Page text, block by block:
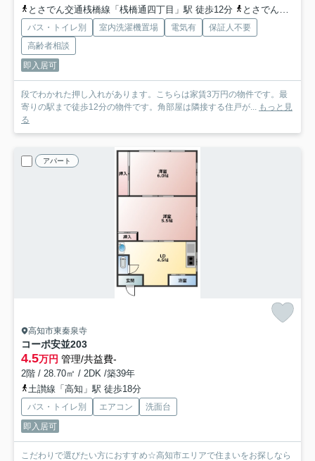
とさでん交通桟橋線「桟橋通四丁目」駅 徒歩12分
とさでん交通桟橋線「桟橋通五丁目」駅 徒歩14分
バス・トイレ別 室内洗濯機置場 電気有
保証人不要
高齢者相談
即入居可
段でわかれた押し入れがあります。こちらは家賃3万円の物件です。最
寄りの駅まで徒歩12分の物件です。角部屋は隣接する住戸が...
もっと見
る
アパート
高知市東秦泉寺
コーポ安並203
4.5万円 管理/共益費-
2階 / 28.70㎡ / 2DK /築39年
土讃線「高知」駅 徒歩18分
バス・トイレ別 エアコン
洗面台
即入居可
こだわりで選びたい方におすすめ☆高知市エリアで住まいをお探しなら